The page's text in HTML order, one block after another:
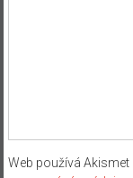
Web používá